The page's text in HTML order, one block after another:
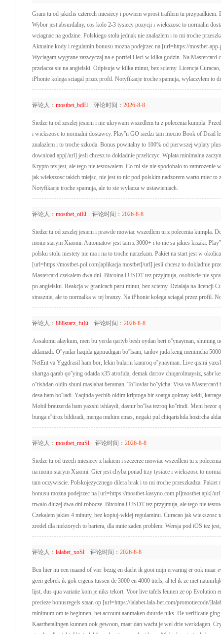
Gram tu od jakichs czterech miesiecy i powiem wprost trafilem tu
Wybor jest absurdalny, cos kolo 2-3 tysiecy pozycji i wiekszosc to normalni
wciagnac na godzine. Polskiego stolu jednak nie znalazlem i to mi troche
Aktualne kody i regulamin bonusu mozna podejrzec na [url=https://mostbet-
Wyciagam wygrane zazwyczaj na e-portfel i leci w kilka godzin. Na
przelacza sie na angielski. Odpisuja w kilka minut, bez sciemy. Licencja
iPhonie kolega sciagal przez profil. Notyfikacje troche spamuja, wylaczylem to
评论人： mostbet_bdEl 评论时间： 2026-8-8
Siedze tu od zeszlej jesieni i nie ukrywam wszedlem tu z polecenia kumpla.
i wiekszosc to normalni dostawcy. Play''n GO siedzi tam mocno Book of Dead
znalazlem i to troche szkoda. Bonus powitalny to 100% od pierwszej wplaty
download app[/url] jesli chcesz to dokladnie przeliczyc. Wplata minimalna
Krypto tez jest, ale tego nie testowalem. Co mi sie nie spodobalo to
jak wiekszosc takich miejsc, nie jest to nic pod polskim nadzorem warto miec
Notyfikacje troche spamuja, ale to sie wylacza w ustawieniach.
评论人： mostbet_oiEl 评论时间： 2026-8-8
Siedze tu od zeszlej jesieni i prawde mowiac wszedlem tu z polecenia kumpla.
moim starym Xiaomi. Automatow jest tam z 3000+ i to nie sa jakies krzaki.
polsku stolu niestety nie ma i na to troche narzekam. Pakiet na start jest w
[url=https://mostbet-pol.com]aplikacja mostbet[/url] jesli chcesz to dokladnie
Mastercard czekalem dwa dni. Bitcoina i USDT tez przyjmuja, osobiscie nie
po angielsku. Reakcja w granicach paru minut, bez sciemy. Dzialaja na licencji
strasznie, ale to normalka w tej branzy. Na iPhonie kolega sciagal przez profil.
评论人： 888starz_fuEt评论时间： 2026-8-8
Assalomu alaykum, men bu yerda qariyb besh oydan beri o''ynayman,
aldamadi. O''yinlar haqida gapiradigan bo''lsam, tanlov juda keng menimcha
NetEnt va Yggdrasil ham bor, lekin bularni kamroq o''ynayman. Live qismi
shartga qarab qo''ying odatda x35 atrofida, demak darrov chiqarolmaysiz,
o''tishdan oldin shuni maslahat beraman. To''lovlar bo''yicha: Visa va
desa ham bo''ladi. Yaqinda yechib oldim kriptoga bir soatga qolmay keldi,
Mobil brauzerda ham yaxshi ishlaydi, dastur bo''lsa tezroq ko''rindi. Meni bezor
bunga e''tiroz bildiradi, menga muhim emas, negaki pul chiqarishda hozircha
评论人： mostbet_muSl 评论时间： 2026-8-8
Siedze tu od trzech miesiecy z hakiem i szczerze mowiac wszedlem tu z
na moim starym Xiaomi. Gier jest chyba ponad trzy tysiace i wiekszosc to
tam oczywiscie. Polskojezycznego dilera brak i to mi troche przeszkadza.
bonusu mozna podejrzec na [url=https://mostbet-kasyno.com.pl]mostbet apk[/
trwalo dluzej dwa dni robocze. Bitcoina i USDT tez przyjmuja, ale tego nie
Czekalem jakies 4 minuty, bez kopiuj-wklej regulaminu. Curacao jak wiekszosc
zrodel dla niektorych to bariera, dla mnie zaden problem. Wersja pod iOS tez
评论人： lalabet_xoSl 评论时间： 2026-8-8
Ben hier nu een maand of vier bezig en dacht ik gooi mijn ervaring er ook maar
geen gebrek ik gok ergens tussen de 3000 en 4000 titels, al tel ik ze niet
lijst, dus qua variatie kom je niks tekort. Voor live tafels leunen ze op Evolution
precieze bonusregels staan op [url=https://lalabet-lala-bet.com/promotiecode/
minimum om te beginnen, het account aanmaken duurde niks. De verificatie
Kaartbetalingen kunnen ook gewoon, maar dan wacht je wel drie werkdagen.